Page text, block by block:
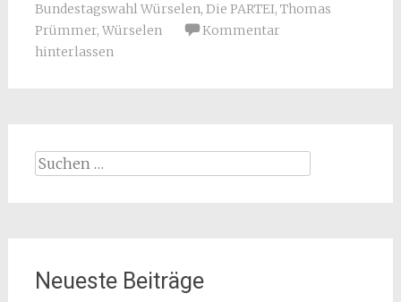
Bundestagswahl Würselen, Die PARTEI, Thomas
Prümmer, Würselen
Kommentar
hinterlassen
Suchen
Neueste Beiträge